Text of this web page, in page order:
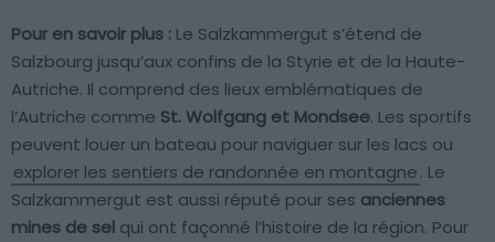
Pour en savoir plus : Le Salzkammergut s’étend de
Salzbourg jusqu’aux confins de la Styrie et de la Haute-
Autriche. Il comprend des lieux emblématiques de
l’Autriche comme St. Wolfgang et Mondsee. Les sportifs
peuvent louer un bateau pour naviguer sur les lacs ou
explorer les sentiers de randonnée en montagne. Le
Salzkammergut est aussi réputé pour ses anciennes
mines de sel qui ont façonné l’histoire de la région. Pour